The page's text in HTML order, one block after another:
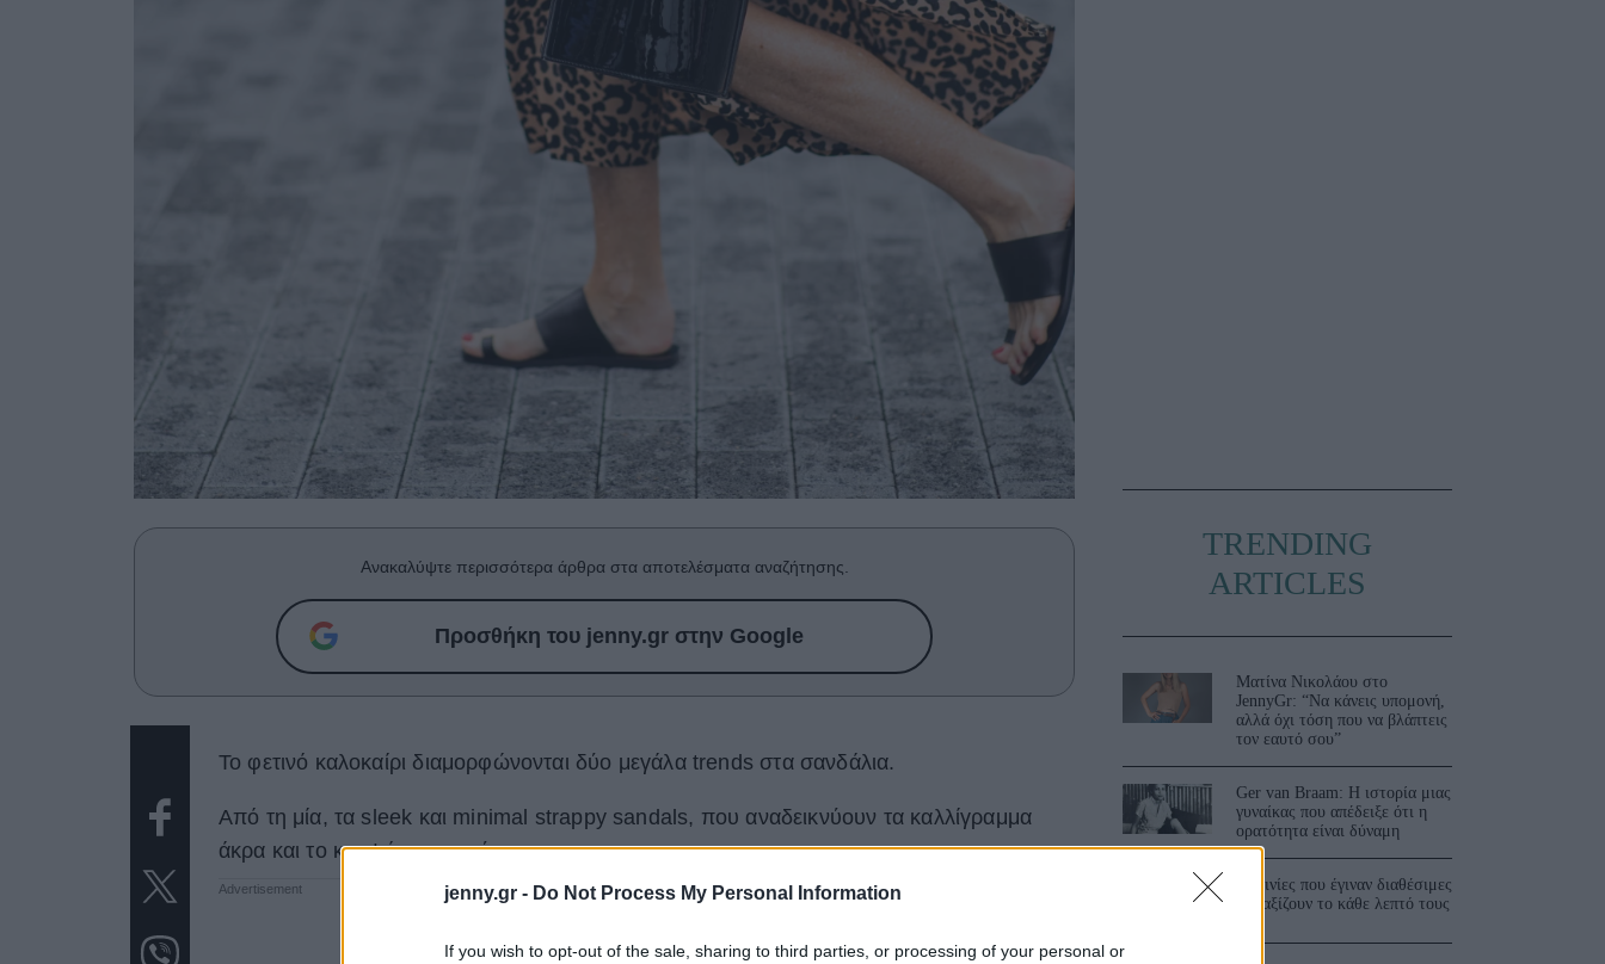
jenny.gr - Do Not Process My Personal Information
If you wish to opt-out of the sale, sharing to third parties, or processing of your personal or
Ανακαλύψτε περισσότερα άρθρα στα αποτελέσματα αναζήτησης.
Προσθήκη του jenny.gr στην Google
To φετινό καλοκαίρι διαμορφώνονται δύο μεγάλα trends στα σανδάλια.
Από τη μία, τα sleek και minimal strappy sandals, που αναδεικνύουν τα καλλίγραμμα
άκρα και το κομψό πεντικιούρ.
TRENDING
ARTICLES
Ματίνα Νικολάου στο
JennyGr: “Να κάνεις υπομονή,
αλλά όχι τόση που να βλάπτεις
τον εαυτό σου”
Ger van Braam: Η ιστορία μιας
γυναίκας που απέδειξε ότι η
ορατότητα είναι δύναμη
3 ταινίες που έγιναν διαθέσιμες
και αξίζουν το κάθε λεπτό τους